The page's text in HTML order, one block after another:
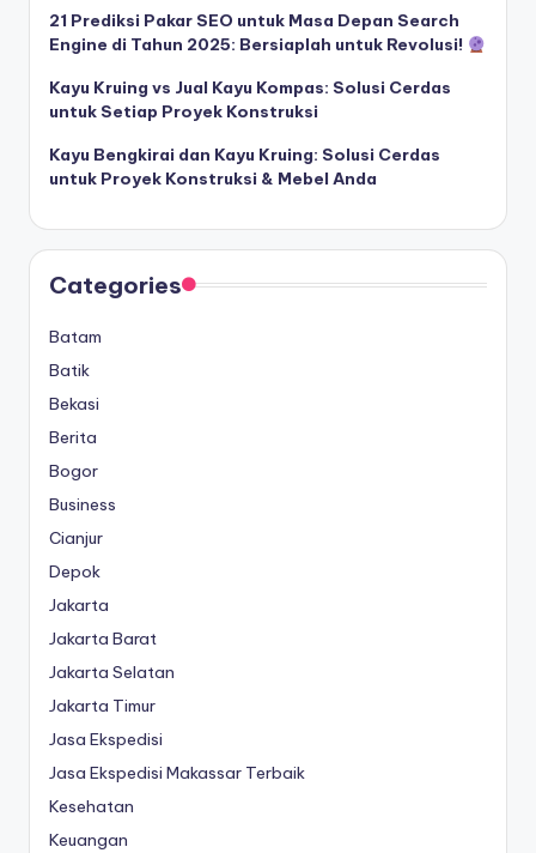
21 Prediksi Pakar SEO untuk Masa Depan Search
Engine di Tahun 2025: Bersiaplah untuk Revolusi!
Kayu Kruing vs Jual Kayu Kompas: Solusi Cerdas
untuk Setiap Proyek Konstruksi
Kayu Bengkirai dan Kayu Kruing: Solusi Cerdas
untuk Proyek Konstruksi & Mebel Anda
Categories
Batam
Batik
Bekasi
Berita
Bogor
Business
Cianjur
Depok
Jakarta
Jakarta Barat
Jakarta Selatan
Jakarta Timur
Jasa Ekspedisi
Jasa Ekspedisi Makassar Terbaik
Kesehatan
Keuangan